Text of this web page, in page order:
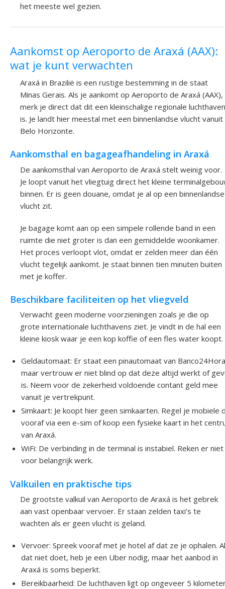
het meeste wel gezien.
Aankomst op Aeroporto de Araxá (AAX):
wat je kunt verwachten
Araxá in Brazilië is een rustige bestemming in de staat
Minas Gerais. Als je aankomt op Aeroporto de Araxá (AAX),
merk je direct dat dit een kleinschalige regionale luchthaven
is. Je landt hier meestal met een binnenlandse vlucht vanuit
Belo Horizonte.
Aankomsthal en bagageafhandeling in Araxá
De aankomsthal van Aeroporto de Araxá stelt weinig voor.
Je loopt vanuit het vliegtuig direct het kleine
binnen. Er is geen douane, omdat je al op een binnenlandse
vlucht zit.
Je bagage komt aan op een simpele rollende band in een
ruimte die niet groter is dan een gemiddelde woonkamer.
Het proces verloopt vlot, omdat er zelden meer dan één
vlucht tegelijk aankomt. Je staat binnen tien minuten buiten
met je koffer.
Beschikbare faciliteiten op het vliegveld
Verwacht geen moderne voorzieningen zoals je die op
grote internationale luchthavens ziet. Je vindt in de hal een
kleine kiosk waar je een kop koffie of een fles water koopt.
Geldautomaat: Er staat een pinautomaat van
maar vertrouw er niet blind op dat deze altijd werkt of
is. Neem voor de zekerheid voldoende contant geld mee
vanuit je vertrekpunt.
Simkaart: Je koopt hier geen simkaarten. Regel je mobiele
vooraf via een e-sim of koop een fysieke kaart in het
van Araxá.
WiFi: De verbinding in de terminal is instabiel. Reken er
voor belangrijk werk.
Valkuilen en praktische tips
De grootste valkuil van Aeroporto de Araxá is het gebrek
aan vast openbaar vervoer. Er staan zelden taxi’s te
wachten als er geen vlucht is geland.
Vervoer: Spreek vooraf met je hotel af dat ze je ophalen.
dat niet doet, heb je een Uber nodig, maar het aanbod in
Araxá is soms beperkt.
Bereikbaarheid: De luchthaven ligt op ongeveer 5